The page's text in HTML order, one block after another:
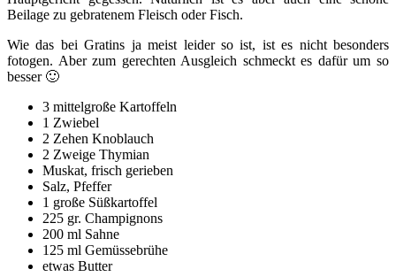
Beilage zu gebratenem Fleisch oder Fisch.
Wie das bei Gratins ja meist leider so ist, ist es nicht besonders
fotogen. Aber zum gerechten Ausgleich schmeckt es dafür um so
besser 🙂
3 mittelgroße Kartoffeln
1 Zwiebel
2 Zehen Knoblauch
2 Zweige Thymian
Muskat, frisch gerieben
Salz, Pfeffer
1 große Süßkartoffel
225 gr. Champignons
200 ml Sahne
125 ml Gemüssebrühe
etwas Butter